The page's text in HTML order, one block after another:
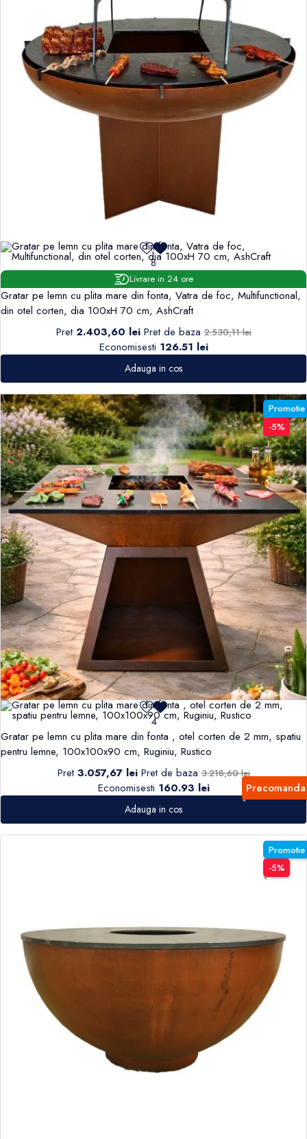
8
Livrare in 24 ore
Gratar pe lemn cu plita mare din fonta, Vatra de foc, Multifunctional,
din otel corten, dia 100xH 70 cm, AshCraft
Pret 2.403,60 lei Pret de baza 2.530,11 lei
Economisesti 126.51 lei
Adauga in cos
4
Promotie
-5%
Precomanda
Gratar pe lemn cu plita mare din fonta , otel corten de 2 mm, spatiu
pentru lemne, 100x100x90 cm, Ruginiu, Rustico
Pret 3.057,67 lei Pret de baza 3.218,60 lei
Economisesti 160.93 lei
Adauga in cos
Promotie
-5%